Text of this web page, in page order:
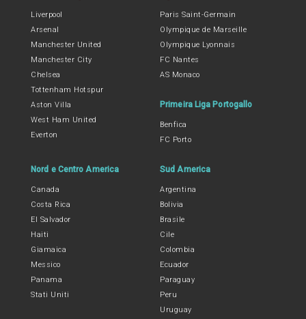
Liverpool
Arsenal
Manchester United
Manchester City
Chelsea
Tottenham Hotspur
Aston Villa
West Ham United
Everton
Paris Saint-Germain
Olympique de Marseille
Olympique Lyonnais
FC Nantes
AS Monaco
Primeira Liga Portogallo
Benfica
FC Porto
Nord e Centro America
Canada
Costa Rica
El Salvador
Haiti
Giamaica
Messico
Panama
Stati Uniti
Sud America
Argentina
Bolivia
Brasile
Cile
Colombia
Ecuador
Paraguay
Peru
Uruguay